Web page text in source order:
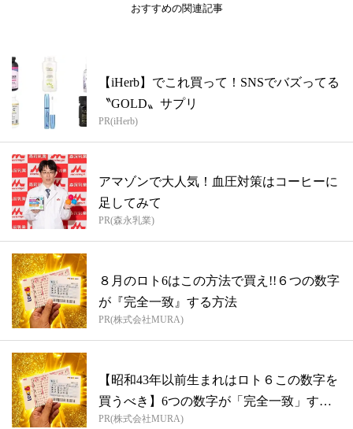
おすすめの関連記事
【iHerb】でこれ買って！SNSでバズってる
〝GOLD〟サプリ
PR(iHerb)
アマゾンで大人気！血圧対策はコーヒーに
足してみて
PR(森永乳業)
８月のロト6はこの方法で買え!!６つの数字
が『完全一致』する方法
PR(株式会社MURA)
【昭和43年以前生まれはロト６この数字を
買うべき】6つの数字が「完全一致」する
方...
PR(株式会社MURA)